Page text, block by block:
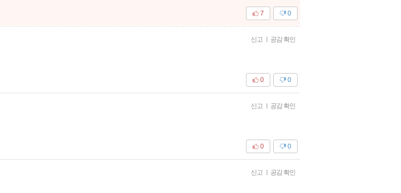
0
7
신고 | 공감 확인
0
0
신고 | 공감 확인
0
0
신고 | 공감 확인